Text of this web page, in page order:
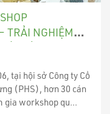
TRẢI NGHIỆM
DÀNH CHO
tại hội sở Công ty Cổ
(PHS), hơn 30 cán
gia workshop qu...